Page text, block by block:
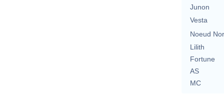
Junon
Vesta
Noeud
Lilith
Fortune
AS
MC